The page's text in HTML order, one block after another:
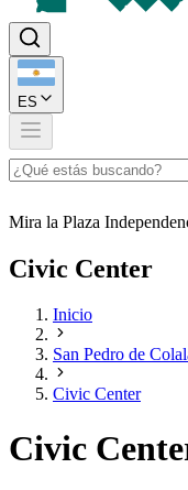
ES
Mira la Plaza
Civic Center
Inicio
San Pedro de
Civic Center
Civic